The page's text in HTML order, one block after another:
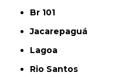
Br 101
Jacarepaguá
Lagoa
Rio Santos